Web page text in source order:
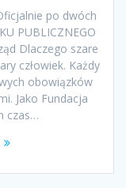
po dwóch
PUBLICZNEGO
Dlaczego szare
człowiek. Każdy
obowiązków
Jako Fundacja
czas…